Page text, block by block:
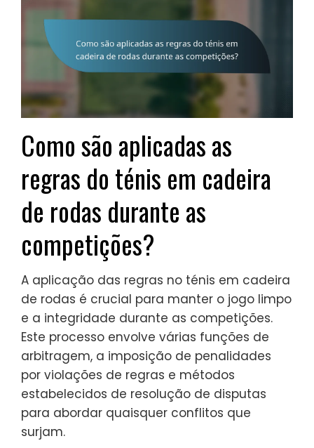
Como são aplicadas as
regras do ténis em cadeira
de rodas durante as
competições?
A aplicação das regras no ténis em cadeira
de rodas é crucial para manter o jogo limpo
e a integridade durante as competições.
Este processo envolve várias funções de
arbitragem, a imposição de penalidades
por violações de regras e métodos
estabelecidos de resolução de disputas
para abordar quaisquer conflitos que
surjam.